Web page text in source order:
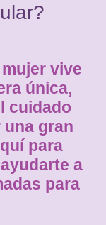
vive
única,
cuidado
gran
para
a
para